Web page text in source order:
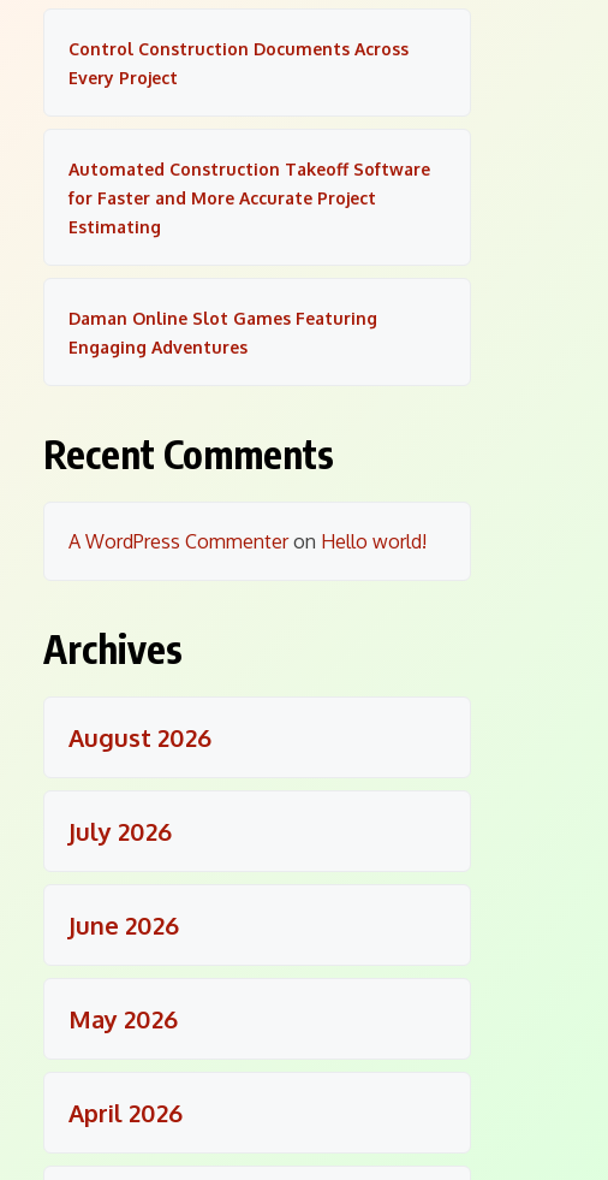
Control Construction Documents Across
Every Project
Automated Construction Takeoff Software
for Faster and More Accurate Project
Estimating
Daman Online Slot Games Featuring
Engaging Adventures
Recent Comments
A WordPress Commenteron Hello world!
Archives
August 2026
July 2026
June 2026
May 2026
April 2026